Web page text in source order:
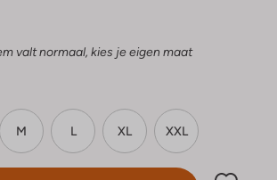
valt normaal, kies je eigen maat
M L XL XXL